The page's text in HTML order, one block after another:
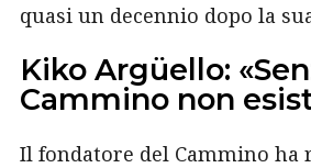
quasi un decennio dopo la
Kiko Argüello:
Cammino non
Il fondatore del Cammino ha